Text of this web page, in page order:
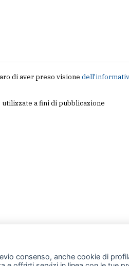
di aver preso visione
a fini di pubblicazione
consenso, anche cookie di